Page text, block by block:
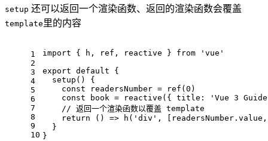
setup 还可以返回一个渲染函数、返回的渲染函数会覆盖
template 里的内容
1
2
3
4
5
6
7
8
9
10
import { h, ref, reactive } from
'vue'
export default {
setup ( ) {
const readersNumber = ref ( 0 )
const book = reactive ({ title :
'Vue 3
// 返回一个渲染函数以覆盖 template
return
() => h ( 'div' , [readersNumber. value
  }
}